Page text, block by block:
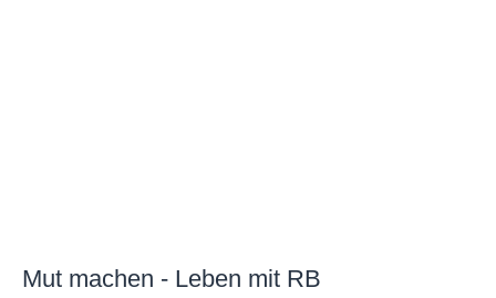
Mut machen - Leben mit RB